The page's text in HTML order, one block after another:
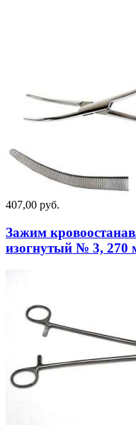
407,00 руб.
Зажим
изогнутый № 3, 270